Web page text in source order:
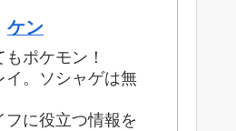
ケン
ポケモン！
イ。ソシャゲは無
フに役立つ情報を